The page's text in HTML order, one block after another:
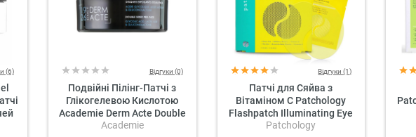
(6) Відгуки (0)
Подвійні Пілінг-Патчі з
Глікогелевою Кислотою
Academie Derm Acte Double
Sided Peel Pads
Academie
Відгуки (1)
Патчі для Сяйва з
Вітаміном C Patchology
Flashpatch Illuminating Eye
Gels
Patchology